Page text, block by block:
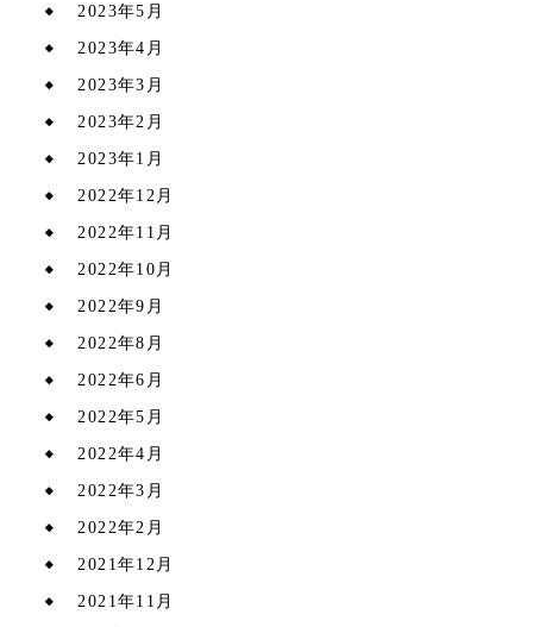
2023年5月
2023年4月
2023年3月
2023年2月
2023年1月
2022年12月
2022年11月
2022年10月
2022年9月
2022年8月
2022年6月
2022年5月
2022年4月
2022年3月
2022年2月
2021年12月
2021年11月